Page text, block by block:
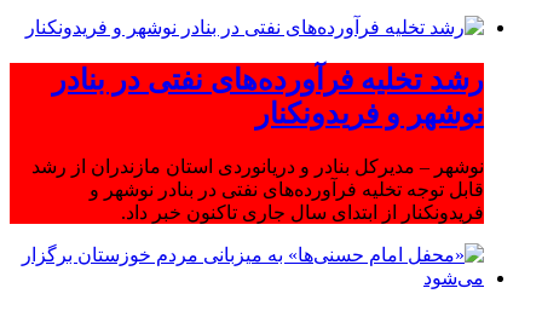
رشد تخلیه فرآورده‌های نفتی در بنادر
نوشهر و فریدونکنار
نوشهر – مدیرکل بنادر و دریانوردی استان مازندران از رشد
قابل توجه تخلیه فرآورده‌های نفتی در بنادر نوشهر و
فریدونکنار از ابتدای سال جاری تاکنون خبر داد.